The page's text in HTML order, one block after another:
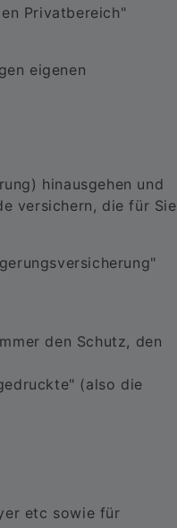
Privatbereich"
eigenen
hinausgehen und
versichern, die für Sie
den Schutz, den
(also die
etc sowie für